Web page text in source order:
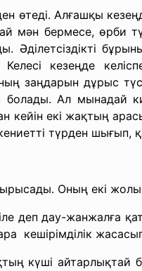
өтеді. Алғашқы
мән бермесе, өрби
Әділетсіздікті
Келесі кезеңде
заңдарын дұрыс
Ал мынадай
кейін екі жақтың
түрден шығып,
Оның екі
деп дау-жанжалға
кешірімділік
күші